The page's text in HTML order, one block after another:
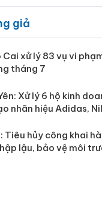
giả
Cai xử lý 83 vụ vi
trong tháng 7
Yên: Xử lý 6 hộ
giả mạo nhãn hiệu